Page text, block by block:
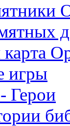
игры
Герои